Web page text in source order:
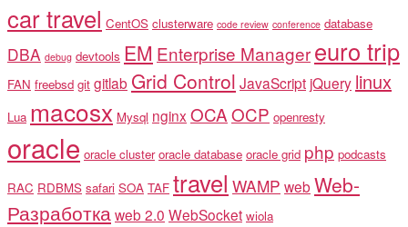
car travel CentOS clusterware code review conference database
DBA debug devtools EM Enterprise Managereuro trip
FAN freebsd git gitlab Grid Control JavaScript jQuery linux
Lua macosx Mysql nginx OCAOCP openresty
oracle oracle cluster oracle database oracle grid php podcasts
RAC RDBMS safari SOA TAF travel WAMP web Web-
Разработкаweb 2.0 WebSocket wiola